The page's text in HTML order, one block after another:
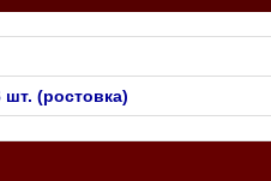
шт. (ростовка)